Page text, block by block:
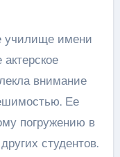
училище имени
внимание
Ее
погружению в
студентов.